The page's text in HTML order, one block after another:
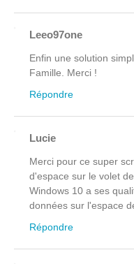
Leeo97one
Enfin une solution
Famille. Merci !
Répondre
Lucie
Merci pour ce super
d'espace sur le volet
Windows 10 a ses
données sur l'espace
Répondre